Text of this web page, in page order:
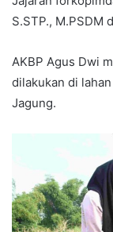
S.STP., M.PSDM
AKBP Agus Dwi
dilakukan di
Jagung.